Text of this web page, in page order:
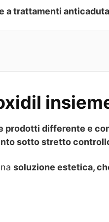
a trattamenti
prodotti differente e
sotto stretto
soluzione estetica,